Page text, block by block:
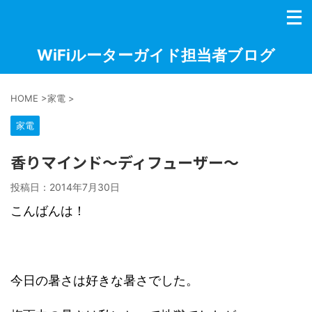
WiFiルーターガイド担当者ブログ
HOME >家電 >
家電
香りマインド～ディフューザー～
投稿日： 2014年7月30日
こんばんは！
今日の暑さは好きな暑さでした。